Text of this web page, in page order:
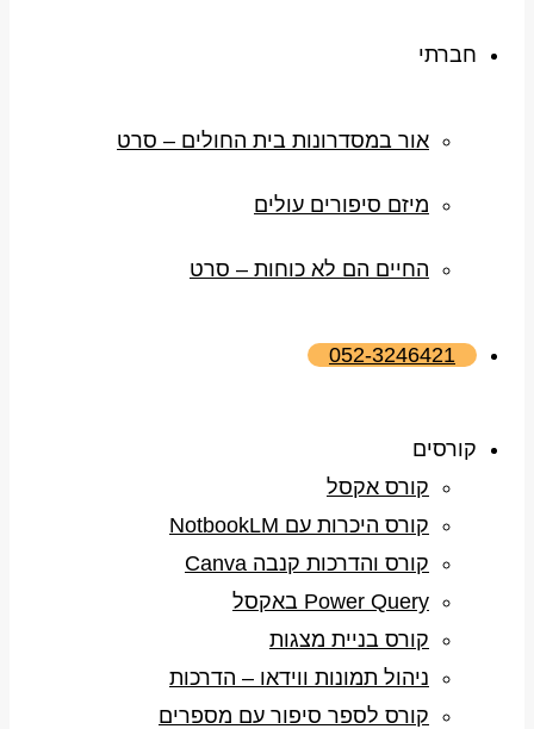
חברתי
אור במסדרונות בית החולים – סרט
מיזם סיפורים עולים
החיים הם לא כוחות – סרט
052-3246421
קורסים
קורס אקסל
קורס היכרות עם NotbookLM
קורס והדרכות קנבה Canva
Power Query באקסל
קורס בניית מצגות
ניהול תמונות ווידאו – הדרכות
קורס לספר סיפור עם מספרים